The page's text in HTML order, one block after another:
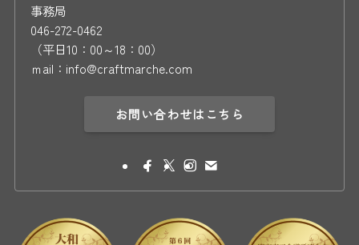
事務局
046-272-0462
（平日10：00～18：00）
ｍail：info@craftmarche.com
お問い合わせはこちら